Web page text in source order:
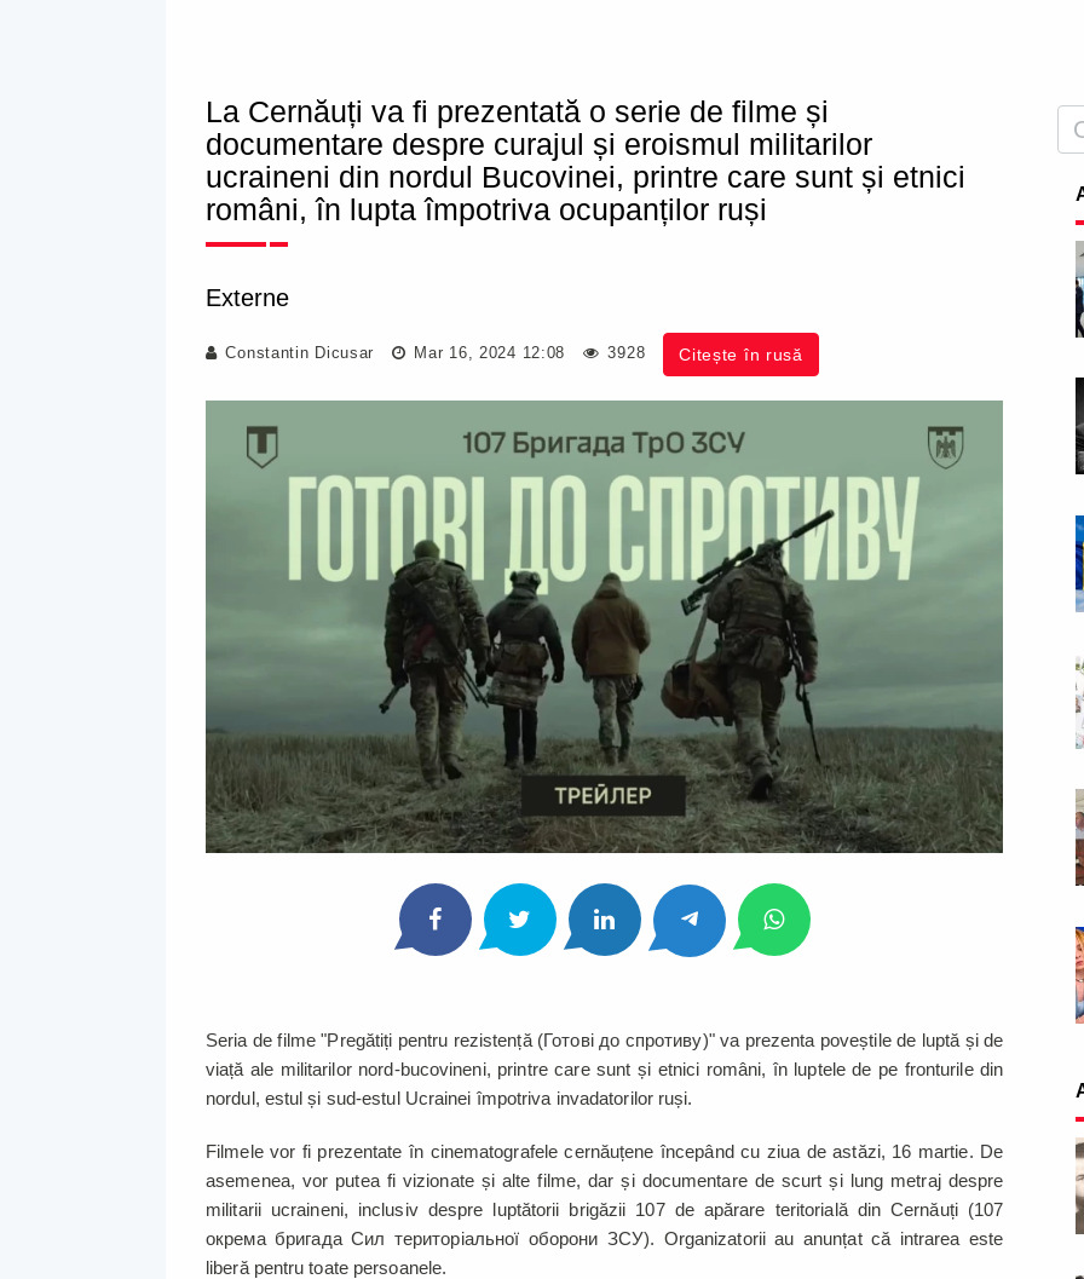
La Cernăuți va fi prezentată o serie de filme și
documentare despre curajul și eroismul militarilor
ucraineni din nordul Bucovinei, printre care sunt și etnici
români, în lupta împotriva ocupanților ruși
Externe
Constantin Dicusar Mar 16, 2024 12:08 3928 Citește în rusă
Seria de filme "Pregătiți pentru rezistență (Готові до спротиву)" va prezenta poveștile de luptă și de
viață ale militarilor nord-bucovineni, printre care sunt și etnici români, în luptele de pe fronturile din
nordul, estul și sud-estul Ucrainei împotriva invadatorilor ruși.
Filmele vor fi prezentate în cinematografele cernăuțene începând cu ziua de astăzi, 16 martie. De
asemenea, vor putea fi vizionate și alte filme, dar și documentare de scurt și lung metraj despre
militarii ucraineni, inclusiv despre luptătorii brigăzii 107 de apărare teritorială din Cernăuți (107
окрема бригада Сил територіальної оборони ЗСУ). Organizatorii au anunțat că intrarea este
liberă pentru toate persoanele.